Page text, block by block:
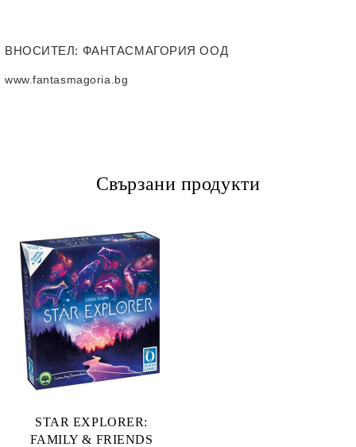
ВНОСИТЕЛ: ФАНТАСМАГОРИЯ ООД
www.fantasmagoria.bg
Свързани продукти
STAR EXPLORER:
FAMILY & FRIENDS